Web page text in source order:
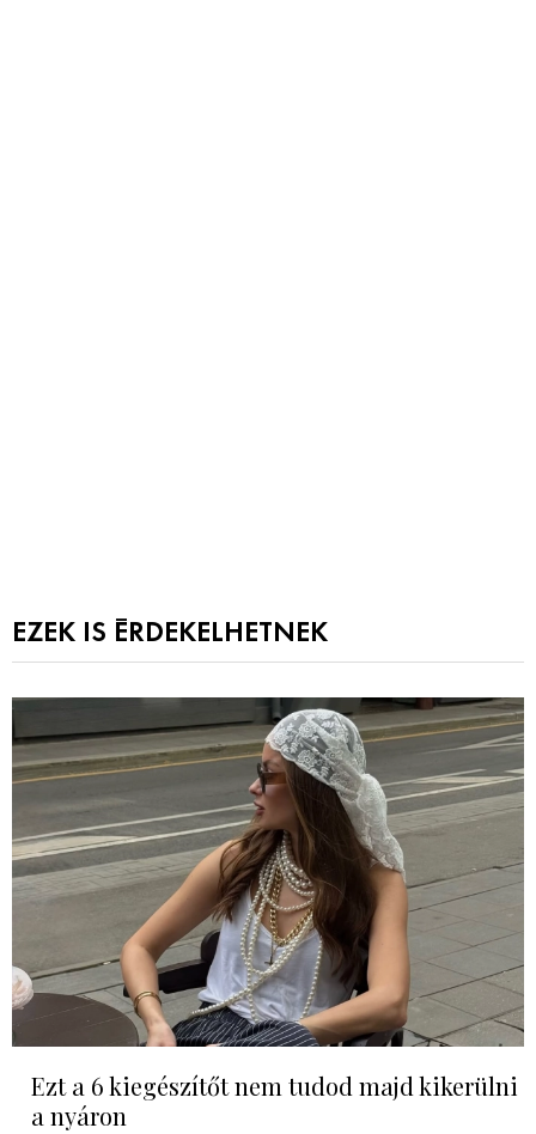
EZEK IS ÉRDEKELHETNEK
Ezt a 6 kiegészítőt nem tudod majd kikerülni
a nyáron